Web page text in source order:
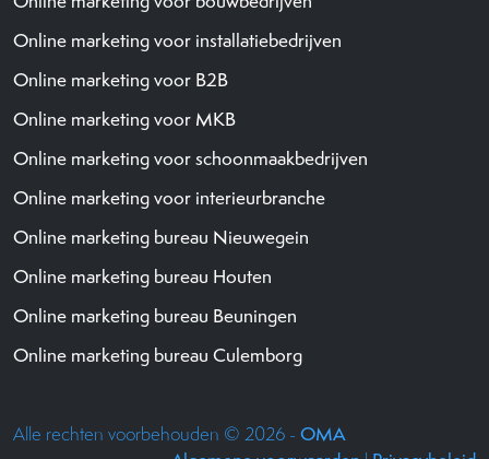
Online marketing voor installatiebedrijven
Online marketing voor B2B
Online marketing voor MKB
Online marketing voor schoonmaakbedrijven
Online marketing voor interieurbranche
Online marketing bureau Nieuwegein
Online marketing bureau Houten
Online marketing bureau Beuningen
Online marketing bureau Culemborg
Alle rechten voorbehouden © 2026 - OMA